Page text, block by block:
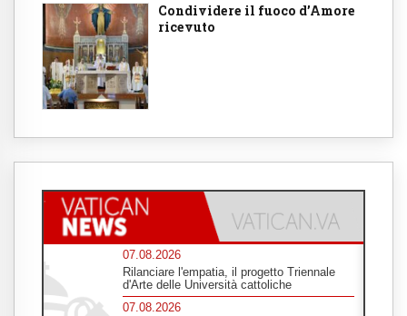
Condividere il fuoco d’Amore
ricevuto
07.08.2026
Rilanciare l'empatia, il progetto Triennale
d'Arte delle Università cattoliche
07.08.2026